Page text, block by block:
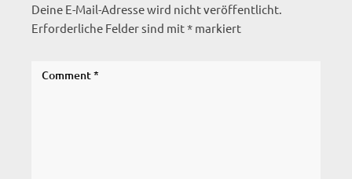
Deine E-Mail-Adresse wird nicht veröffentlicht.
Erforderliche Felder sind mit* markiert